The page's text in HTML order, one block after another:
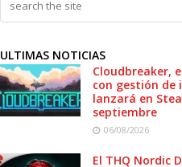
ULTIMAS NOTICIAS
Cloudbreaker,
con gestión de
lanzará en
septiembre
06/08/2026
El THQ Nordic